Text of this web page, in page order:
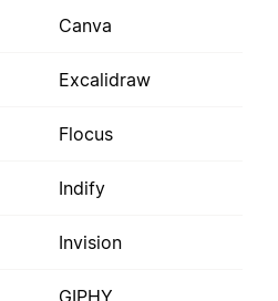
Canva
Excalidraw
Flocus
Indify
Invision
GIPHY